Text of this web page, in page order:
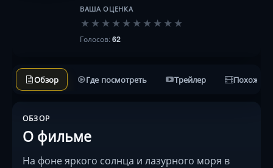
ВАША ОЦЕНКА
★ ★ ★ ★ ★ ★ ★ ★ ★ ★
Голосов:62
Обзор Где посмотреть Трейлер Похожие
ОБЗОР
О фильме
На фоне яркого солнца и лазурного моря в